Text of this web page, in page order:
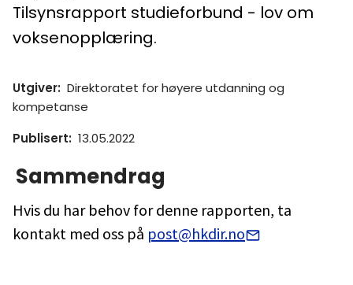
Tilsynsrapport studieforbund - lov om
voksenopplæring.
Utgiver: Direktoratet for høyere utdanning og
kompetanse
Publisert: 13.05.2022
Sammendrag
Hvis du har behov for denne rapporten, ta
kontakt med oss på post@hkdir.no